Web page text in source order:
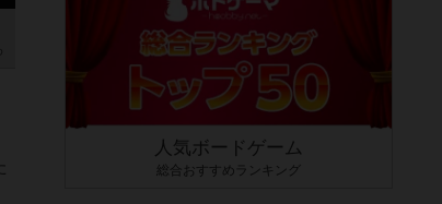
人気ボードゲーム
総合おすすめランキング